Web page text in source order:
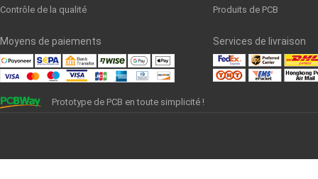
Contrôle de la qualité
Produits de PCB
Moyens de paiements Services de livraison
Prototype de PCB en toute simplicité !